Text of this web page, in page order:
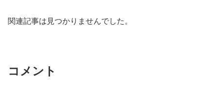
関連記事は見つかりませんでした。
コメント